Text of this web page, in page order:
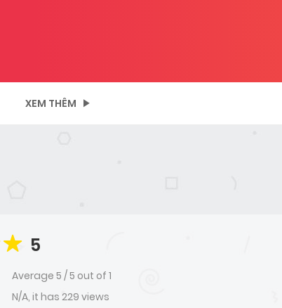
XEM THÊM
5
Average 5 /5 out of 1
N/A, it has 229 views